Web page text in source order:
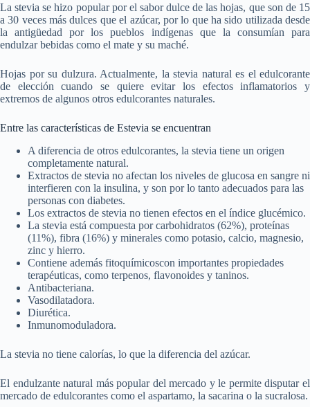
La stevia se hizo popular por el sabor dulce de las hojas, que son de 15
a 30 veces más dulces que el azúcar, por lo que ha sido utilizada desde
la antigüedad por los pueblos indígenas que la consumían para
endulzar bebidas como el mate y su maché.
Hojas por su dulzura. Actualmente, la stevia natural es el edulcorante
de elección cuando se quiere evitar los efectos inflamatorios y
extremos de algunos otros edulcorantes naturales.
Entre las características de Estevia se encuentran
A diferencia de otros edulcorantes, la stevia tiene un origen
completamente natural.
Extractos de stevia no afectan los niveles de glucosa en sangre ni
interfieren con la insulina, y son por lo tanto adecuados para las
personas con diabetes.
Los extractos de stevia no tienen efectos en el índice glucémico.
La stevia está compuesta por carbohidratos (62%), proteínas
(11%), fibra (16%) y minerales como potasio, calcio, magnesio,
zinc y hierro.
Contiene además fitoquímicoscon importantes propiedades
terapéuticas, como terpenos, flavonoides y taninos.
Antibacteriana.
Vasodilatadora.
Diurética.
Inmunomoduladora.
La stevia no tiene calorías, lo que la diferencia del azúcar.
El endulzante natural más popular del mercado y le permite disputar el
mercado de edulcorantes como el aspartamo, la sacarina o la sucralosa.